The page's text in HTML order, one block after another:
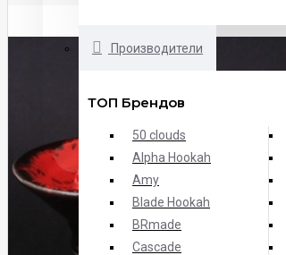
Производители
ТОП Брендов
50 clouds
Alpha Hookah
Amy
Blade Hookah
BRmade
Cascade